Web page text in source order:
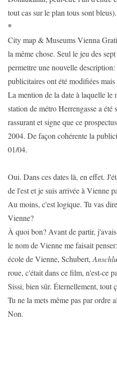
tout cas sur le plan tous sont bleus).
*
City map & Museums Vienna
la même chose. Seul le jeu des
permettre une nouvelle
publicitaires ont été modifiées
La mention de la date à laquelle le
station de métro Herrengasse a
rassurant et signe que ce
2004. De façon cohérente la
01/04.
Oui. Dans ces dates là, en effet.
de l'est et je suis arrivée à Vienne
Au moins, c'est logique. Tu vas
Vienne?
À quoi bon? Avant de partir,
le nom de Vienne me faisait
école de Vienne, Schubert,
roue, c'était dans ce film, n'est-ce
Sissi, bien sûr. Éternellement, tout
Tu ne la mets même pas par ordre
Non.